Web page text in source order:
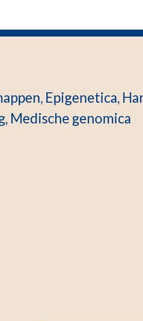
Epigenetica,
Medische genomica